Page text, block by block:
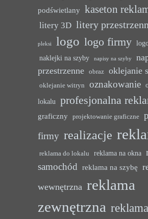
podświetlany kaseton
litery 3D litery
pleksi logo logo firmy
naklejki na szyby
napisy na szyby
przestrzenne
obraz oklejanie
oklejanie witryn oznakowanie
lokalu profesjonalna
graficzny
projektowanie graficzne
firmy realizacje
reklama do lokalu reklama na okna
samochód reklama na szybę
wewnętrzna reklama
zewnętrzna reklama